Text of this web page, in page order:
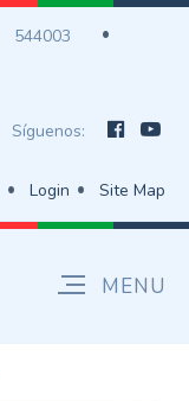
544003
Síguenos:
Login Site Map